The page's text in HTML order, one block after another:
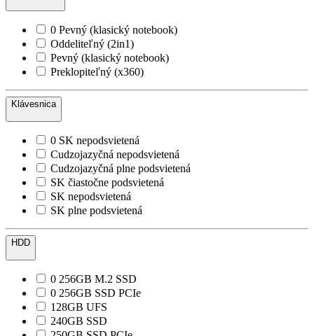
0 Pevný (klasický notebook)
Oddeliteľný (2in1)
Pevný (klasický notebook)
Preklopiteľný (x360)
Klávesnica
0 SK nepodsvietená
Cudzojazyčná nepodsvietená
Cudzojazyčná plne podsvietená
SK čiastočne podsvietená
SK nepodsvietená
SK plne podsvietená
HDD
0 256GB M.2 SSD
0 256GB SSD PCIe
128GB UFS
240GB SSD